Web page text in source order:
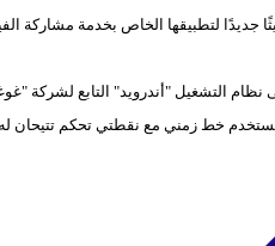
لتطبيقها الخاص بخدمة مشاركة
التشغيل "أندرويد" التابع لشركة
خط زمني مع نقطتي تحكم تتيحان له